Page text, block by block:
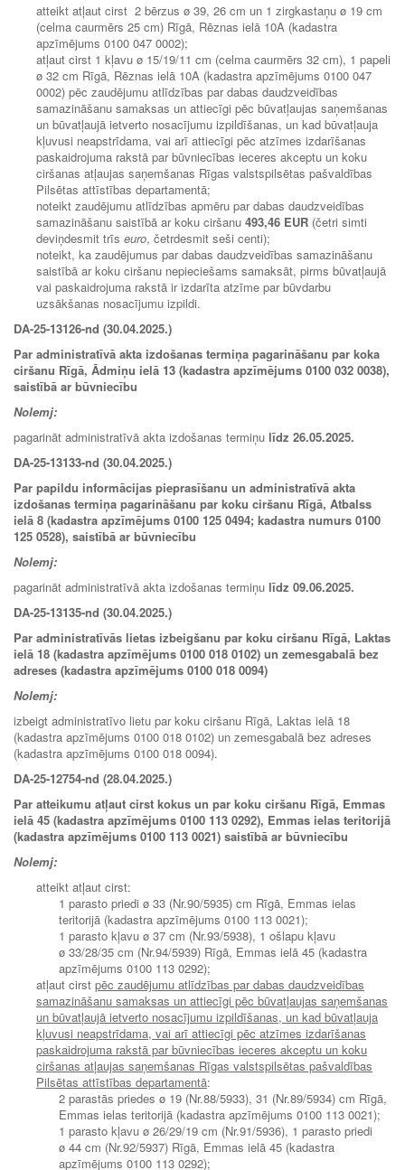
atteikt atļaut cirst 2 bērzus ø 39, 26 cm un 1 zirgkastaņu ø 19 cm
(celma caurmērs 25 cm) Rīgā, Rēznas ielā 10A (kadastra
apzīmējums 0100 047 0002);
atļaut cirst 1 kļavu ø 15/19/11 cm (celma caurmērs 32 cm), 1 papeli
ø 32 cm Rīgā, Rēznas ielā 10A (kadastra apzīmējums 0100 047
0002) pēc zaudējumu atlīdzības par dabas daudzveidības
samazināšanu samaksas un attiecīgi pēc būvatļaujas saņemšanas
un būvatļaujā ietverto nosacījumu izpildīšanas, un kad būvatļauja
kļuvusi neapstrīdama, vai arī attiecīgi pēc atzīmes izdarīšanas
paskaidrojuma rakstā par būvniecības ieceres akceptu un koku
ciršanas atļaujas saņemšanas Rīgas valstspilsētas pašvaldības
Pilsētas attīstības departamentā;
noteikt zaudējumu atlīdzības apmēru par dabas daudzveidības
samazināšanu saistībā ar koku ciršanu 493,46 EUR (četri simti
deviņdesmit trīs euro, četrdesmit seši centi);
noteikt, ka zaudējumus par dabas daudzveidības samazināšanu
saistībā ar koku ciršanu nepieciešams samaksāt, pirms būvatļaujā
vai paskaidrojuma rakstā ir izdarīta atzīme par būvdarbu
uzsākšanas nosacījumu izpildi.
DA-25-13126-nd (30.04.2025.)
Par administratīvā akta izdošanas termiņa pagarināšanu par koka
ciršanu Rīgā, Ādmiņu ielā 13 (kadastra apzīmējums 0100 032 0038),
saistībā ar būvniecību
Nolemj:
pagarināt administratīvā akta izdošanas termiņu līdz 26.05.2025.
DA-25-13133-nd (30.04.2025.)
Par papildu informācijas pieprasīšanu un administratīvā akta
izdošanas termiņa pagarināšanu par koku ciršanu Rīgā, Atbalss
ielā 8 (kadastra apzīmējums 0100 125 0494; kadastra numurs 0100
125 0528), saistībā ar būvniecību
Nolemj:
pagarināt administratīvā akta izdošanas termiņu līdz 09.06.2025.
DA-25-13135-nd (30.04.2025.)
Par administratīvās lietas izbeigšanu par koku ciršanu Rīgā, Laktas
ielā 18 (kadastra apzīmējums 0100 018 0102) un zemesgabalā bez
adreses (kadastra apzīmējums 0100 018 0094)
Nolemj:
izbeigt administratīvo lietu par koku ciršanu Rīgā, Laktas ielā 18
(kadastra apzīmējums 0100 018 0102) un zemesgabalā bez adreses
(kadastra apzīmējums 0100 018 0094).
DA-25-12754-nd (28.04.2025.)
Par atteikumu atļaut cirst kokus un par koku ciršanu Rīgā, Emmas
ielā 45 (kadastra apzīmējums 0100 113 0292), Emmas ielas teritorijā
(kadastra apzīmējums 0100 113 0021) saistībā ar būvniecību
Nolemj:
atteikt atļaut cirst:
1 parasto priedi ø 33 (Nr.90/5935) cm Rīgā, Emmas ielas
teritorijā (kadastra apzīmējums 0100 113 0021);
1 parasto kļavu ø 37 cm (Nr.93/5938), 1 ošlapu kļavu
ø 33/28/35 cm (Nr.94/5939) Rīgā, Emmas ielā 45 (kadastra
apzīmējums 0100 113 0292);
atļaut cirst pēc zaudējumu atlīdzības par dabas daudzveidības
samazināšanu samaksas un attiecīgi pēc būvatļaujas saņemšanas
un būvatļaujā ietverto nosacījumu izpildīšanas, un kad būvatļauja
kļuvusi neapstrīdama, vai arī attiecīgi pēc atzīmes izdarīšanas
paskaidrojuma rakstā par būvniecības ieceres akceptu un koku
ciršanas atļaujas saņemšanas Rīgas valstspilsētas pašvaldības
Pilsētas attīstības departamentā:
2 parastās priedes ø 19 (Nr.88/5933), 31 (Nr.89/5934) cm Rīgā,
Emmas ielas teritorijā (kadastra apzīmējums 0100 113 0021);
1 parasto kļavu ø 26/29/19 cm (Nr.91/5936), 1 parasto priedi
ø 44 cm (Nr.92/5937) Rīgā, Emmas ielā 45 (kadastra
apzīmējums 0100 113 0292);